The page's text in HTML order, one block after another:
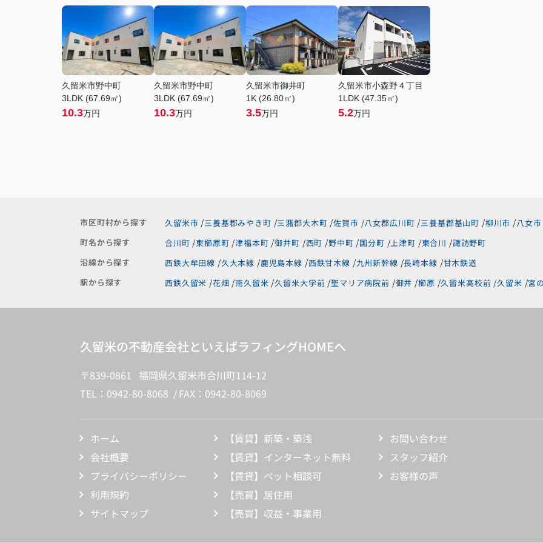
久留米市野中町
3LDK (67.69㎡)
10.3万円
久留米市野中町
3LDK (67.69㎡)
10.3万円
久留米市御井町
1K (26.80㎡)
3.5万円
久留米市小森野４丁目
1LDK (47.35㎡)
5.2万円
市区町村から探す 久留米市 三養基郡みやき町 三潴郡大木町 佐賀市 八女郡広川町 三養基郡基山町 柳川市
八女市
町名から探す
合川町 東櫛原町 津福本町 御井町 西町 野中町 国分町 上津町 東合川
諏訪野町
沿線から探す
西鉄大牟田線 久大本線 鹿児島本線 西鉄甘木線 九州新幹線 長崎本線 甘木鉄道
駅から探す
西鉄久留米 花畑 南久留米 久留米大学前 聖マリア病院前 御井 櫛原 久留米高校前 久留米 宮
久留米の不動産会社といえばラフィングHOMEへ
〒839-0861 福岡県久留米市合川町114-12
TEL：0942-80-8068
FAX：0942-80-8069
ホーム
会社概要
プライバシーポリシー
利用規約
サイトマップ
【賃貸】新築・築浅
【賃貸】インターネット無料
【賃貸】ペット相談可
【売買】居住用
【売買】収益・事業用
お問い合わせ
スタッフ紹介
お客様の声